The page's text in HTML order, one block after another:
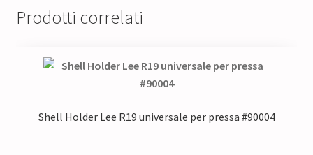
Prodotti correlati
Shell Holder Lee R19 universale per pressa #90004